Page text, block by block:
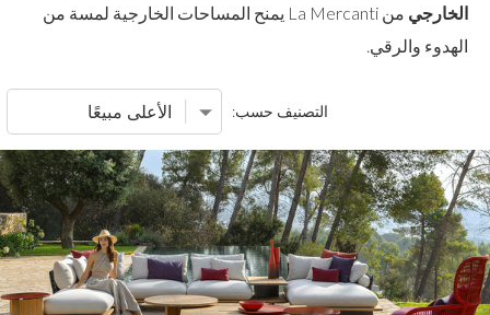
الخارجي
من La Mercanti يمنح المساحات الخارجية لمسة من
الهدوء والرقي.
التصنيف حسب: